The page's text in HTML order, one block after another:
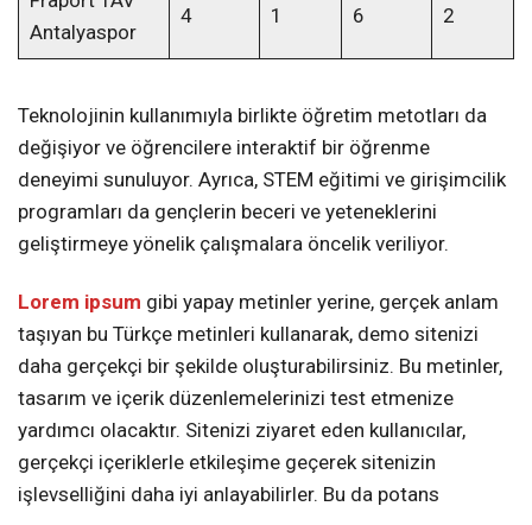
Antalyaspor
4 1 6 2
Teknolojinin kullanımıyla birlikte öğretim metotları da
değişiyor ve öğrencilere interaktif bir öğrenme
deneyimi sunuluyor. Ayrıca, STEM eğitimi ve girişimcilik
programları da gençlerin beceri ve yeteneklerini
geliştirmeye yönelik çalışmalara öncelik veriliyor.
Lorem ipsum gibi yapay metinler yerine, gerçek anlam
taşıyan bu Türkçe metinleri kullanarak, demo sitenizi
daha gerçekçi bir şekilde oluşturabilirsiniz. Bu metinler,
tasarım ve içerik düzenlemelerinizi test etmenize
yardımcı olacaktır. Sitenizi ziyaret eden kullanıcılar,
gerçekçi içeriklerle etkileşime geçerek sitenizin
işlevselliğini daha iyi anlayabilirler. Bu da potans